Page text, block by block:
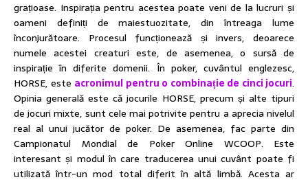
grațioase. Inspirația pentru acestea poate veni de la lucruri și
oameni definiți de maiestuozitate, din întreaga lume
înconjurătoare. Procesul funcționează și invers, deoarece
numele acestei creaturi este, de asemenea, o sursă de
inspirație în diferite domenii. În poker, cuvântul englezesc,
HORSE, este acronimul pentru o combinație de cinci jocuri.
Opinia generală este că jocurile HORSE, precum și alte tipuri
de jocuri mixte, sunt cele mai potrivite pentru a aprecia nivelul
real al unui jucător de poker. De asemenea, fac parte din
Campionatul Mondial de Poker Online WCOOP. Este
interesant și modul în care traducerea unui cuvânt poate fi
utilizată într-un mod total diferit în altă limbă. Acesta ar